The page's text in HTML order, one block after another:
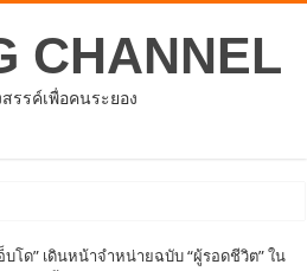
CHANNEL
รรค์เพื่อคนระยอง
บโด” เดินหน้าจำหน่ายฉบับ “ผู้รอดชีวิต” ใน